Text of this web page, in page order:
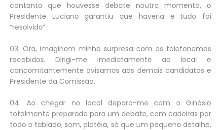
contanto que houvesse debate noutro momento, o
Presidente Luciano garantiu que haveria e tudo foi
“resolvido”.
03. Ora, imaginem minha surpresa com os telefonemas
recebidos. Dirigi-me imediatamente ao local e
concomitantemente avisamos aos demais candidatos e
Presidente da Comissão.
04. Ao chegar no local deparo-me com o Ginásio
totalmente preparado para um debate, com cadeiras por
todo o tablado, som, platéia, só que um pequeno detalhe,